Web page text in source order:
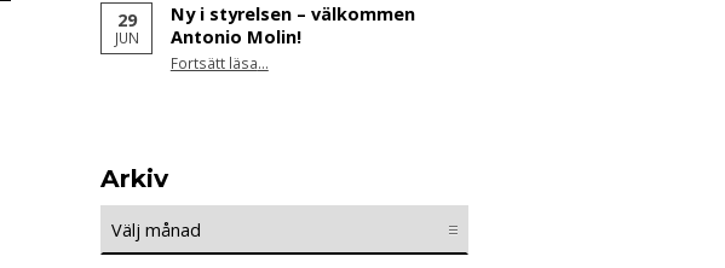
29
JUN
Ny i styrelsen – välkommen
Antonio Molin!
Fortsätt läsa“Ny i styrelsen – välkommen Antonio Molin!”
…
Arkiv
Arkiv